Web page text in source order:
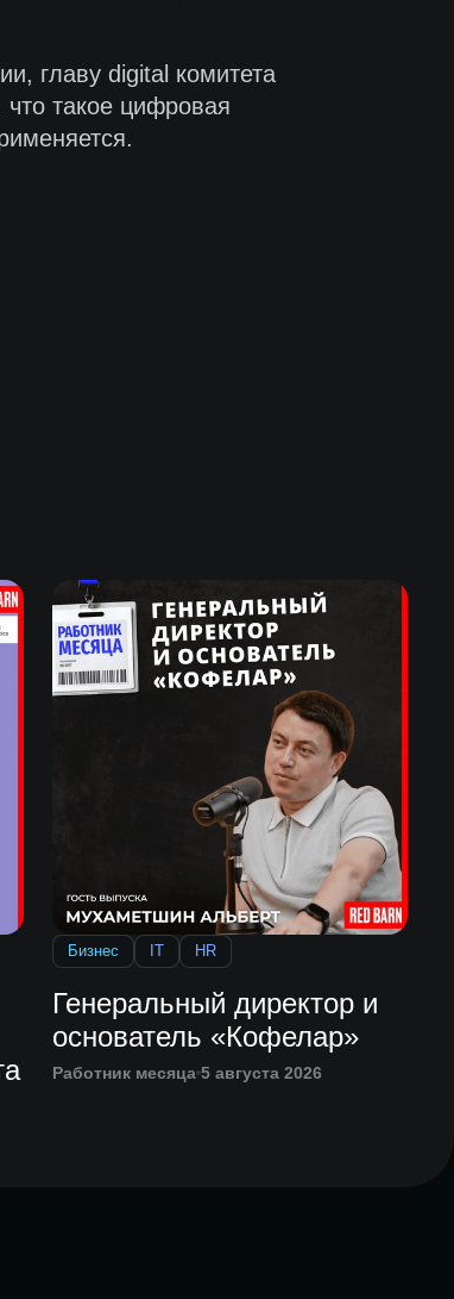
главу digital комитета
такое цифровая
Бизнес IT HR
Генеральный директор и
основатель «Кофелар»
Работник месяца 5 августа 2026